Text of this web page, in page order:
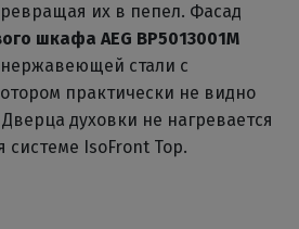
их в пепел. Фасад
шкафа AEG BP5013001M
стали с
практически не видно
духовки не нагревается
системе IsoFront Top.